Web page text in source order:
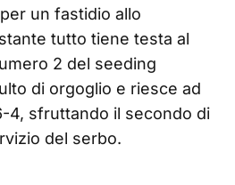
un fastidio allo
tutto tiene testa al
2 del seeding
di orgoglio e riesce ad
4, sfruttando il secondo di
del serbo.